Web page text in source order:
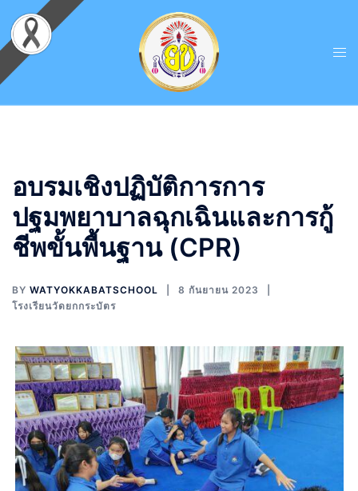
Skip
to
content
Search
อบรมเชิงปฏิบัติการการ
ปฐมพยาบาลฉุกเฉินและการกู้
ชีพขั้นพื้นฐาน (CPR)
BY WATYOKKABATSCHOOL
8 กันยายน 2023
โรงเรียนวัดยกกระบัตร